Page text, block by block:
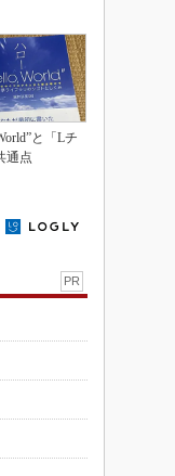
と「Lチ
通点
PR